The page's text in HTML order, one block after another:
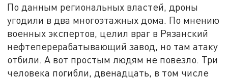
По данным региональных властей, дроны
угодили в два многоэтажных дома. По мнению
военных экспертов, целил враг в Рязанский
нефтеперерабатывающий завод, но там атаку
отбили. А вот простым людям не повезло. Три
человека погибли, двенадцать, в том числе